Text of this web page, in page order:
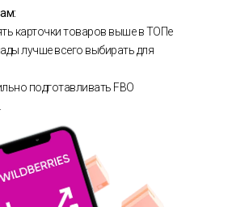
карточки товаров выше в ТОПе
лучше всего выбирать для
подготавливать FBO